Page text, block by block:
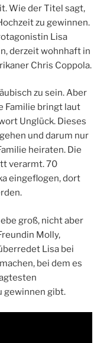
Wie der Titel sagt,
zu gewinnen.
Lisa
derzeit wohnhaft in
Chris Coppola.
zu sein. Aber
Familie bringt laut
Unglück. Dieses
und darum nur
heiraten. Die
verarmt. 70
eingeflogen, dort
groß, nicht aber
Molly,
Lisa bei
bei dem es
gewinnen gibt.